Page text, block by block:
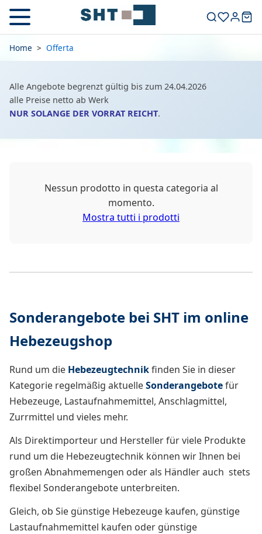
Home > Offerta
Alle Angebote begrenzt gültig bis zum 24.04.2026
alle Preise netto ab Werk
NUR SOLANGE DER VORRAT REICHT.
Nessun prodotto in questa categoria al
momento.
Mostra tutti i prodotti
Sonderangebote bei SHT im online
Hebezeugshop
Rund um die Hebezeugtechnikfinden Sie in dieser
Kategorie regelmäßig aktuelleSonderangebotefür
Hebezeuge, Lastaufnahmemittel, Anschlagmittel,
Zurrmittel und vieles mehr.
Als Direktimporteur und Hersteller für viele Produkte
rund um die Hebezeugtechnik können wir Ihnen bei
großen Abnahmemengen oder als Händler auch stets
flexibel Sonderangebote unterbreiten.
Gleich, ob Sie günstige Hebezeuge kaufen, günstige
Lastaufnahmemittel kaufen oder günstige